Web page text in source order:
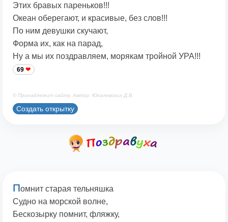
Этих бравых пареньков!!!
Океан оберегают, и красивые, без слов!!!
По ним девушки скучают,
Форма их, как на парад,
Ну а мы их поздравляем, морякам тройной УРА!!!
69
© Принадлежит сайту. Автор: Юкалевских Д.В.
Создать открытку
Помнит старая тельняшка
Судно на морской волне,
Бескозырку помнит, фляжку,